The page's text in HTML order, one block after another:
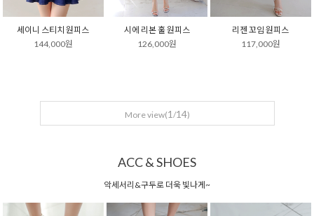
세이니 스티치 원피스
144,000원
시에 리본 훌 원피스
126,000원
리젠 꼬임 원피스
117,000원
More view(1 /14)
ACC & SHOES
악세서리&구두로 더욱 빛나게~